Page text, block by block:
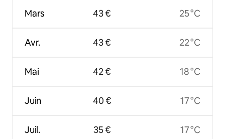
Mars
Avr.
Mai
Juin
Juil.
43 €
43 €
42 €
40 €
35 €
25 °C
22 °C
18 °C
17 °C
17 °C